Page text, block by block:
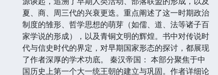
夏、商、周三代的兴衰更迭。重点阐述了这一时期政治
制度的雏形、哲学思想的萌芽（如儒、道、法等诸子百
家学说的形成），以及青铜文明的辉煌。书中对传说时
代与信史时代的界定，对早期国家形态的探讨，都展现
了作者深厚的学术功底。 秦汉帝国： 本部分聚焦于中
国历史上第一个大一统王朝的建立与巩固。作者详细论